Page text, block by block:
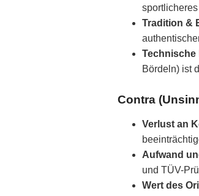
Tradition &
Technische
Bördeln) ist
Contra
Verlust an
Aufwand
und TÜV-
Wert des